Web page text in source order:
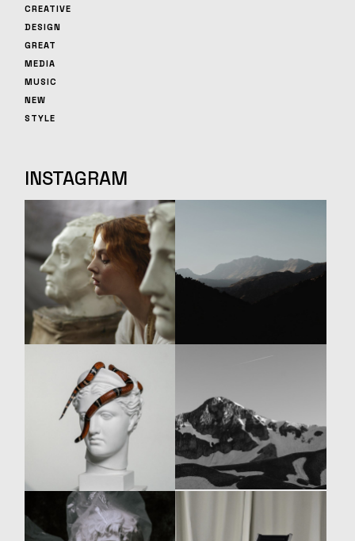
CREATIVE
DESIGN
GREAT
MEDIA
MUSIC
NEW
STYLE
INSTAGRAM